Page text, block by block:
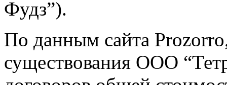
Фудз”).
По данным сайта
существования ООО